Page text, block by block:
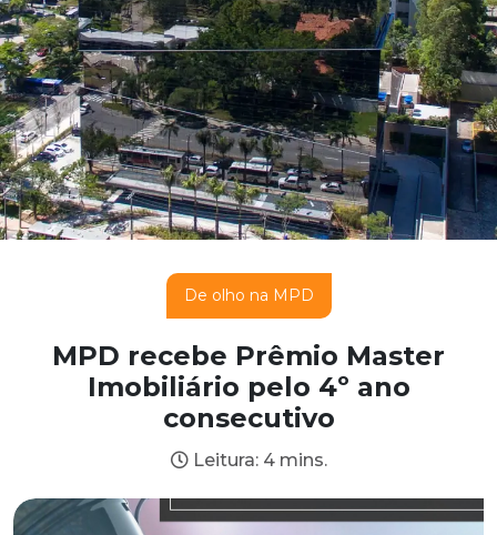
De olho na MPD
MPD recebe Prêmio Master
Imobiliário pelo 4º ano
consecutivo
Leitura: 4 mins.